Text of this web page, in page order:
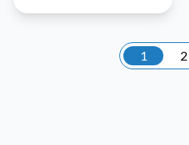
1 2